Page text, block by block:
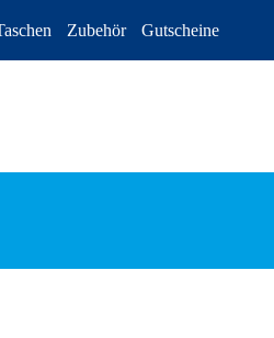
Zubehör Gutscheine